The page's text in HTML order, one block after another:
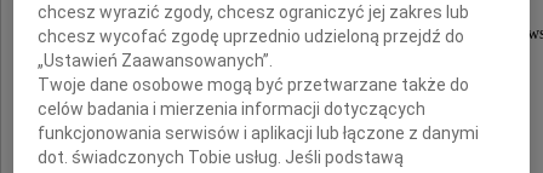
Wyrazy głębokiego współczucia oraz słowa otuchy i
Rodzinie i Bliskim
z powodu śmierci
chcesz wyrazić zgody, chcesz ograniczyć jej zakres lub
chcesz wycofać zgodę uprzednio udzieloną przejdź do
„Ustawień Zaawansowanych”.
Twoje dane osobowe mogą być przetwarzane także do
celów badania i mierzenia informacji dotyczących
funkcjonowania serwisów i aplikacji lub łączone z danymi
dot. świadczonych Tobie usług. Jeśli podstawą